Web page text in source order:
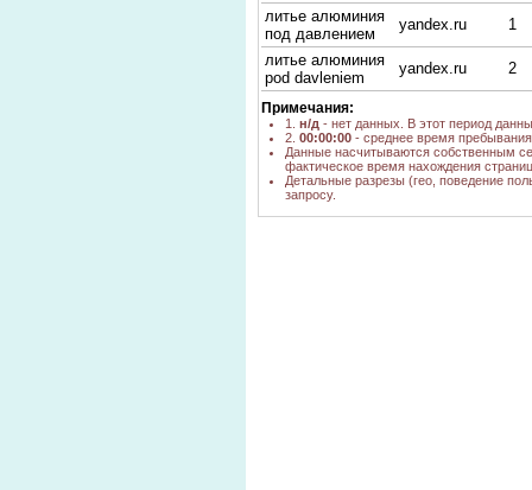
литье алюминия
под давлением
yandex.ru
1
литье алюминия
pod davleniem
yandex.ru 2
Примечания:
1. н/д - нет данных. В этот период
2. 00:00:00 - среднее время
Данные насчитываются собственным
фактическое время нахождения
Детальные разрезы (гео, поведение
запросу.